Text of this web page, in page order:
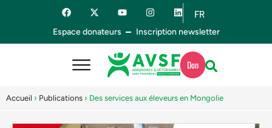
FR
ES
Espace donateurs Inscription newsletter
Don
Accueil › Publications › Des services aux éleveurs en Mongolie